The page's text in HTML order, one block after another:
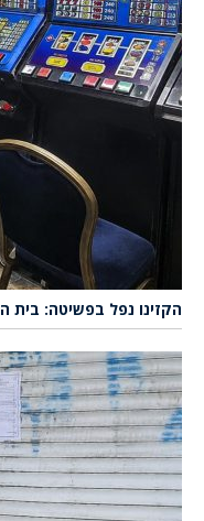
הקזינו נפל בפשיטה: בית